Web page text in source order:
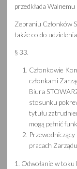
przedkłada Walnemu
Zebraniu Członków
także co do
§ 33.
Członkowie
członkami
Biura
stosunku
tytułu
mogą pełnić
pracach
1. Odwołanie w toku